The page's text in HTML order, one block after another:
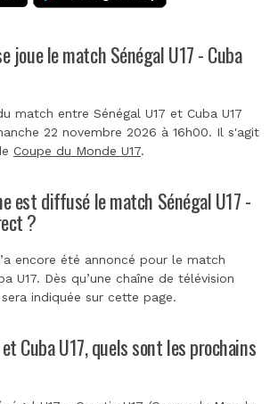
joue le match Sénégal U17 - Cuba
match entre Sénégal U17 et Cuba U17
22 novembre 2026 à 16h00. Il s'agit
Coupe du Monde U17.
est diffusé le match Sénégal U17 -
?
encore été annoncé pour le match
U17. Dès qu’une chaîne de télévision
indiquée sur cette page.
Cuba U17, quels sont les prochains